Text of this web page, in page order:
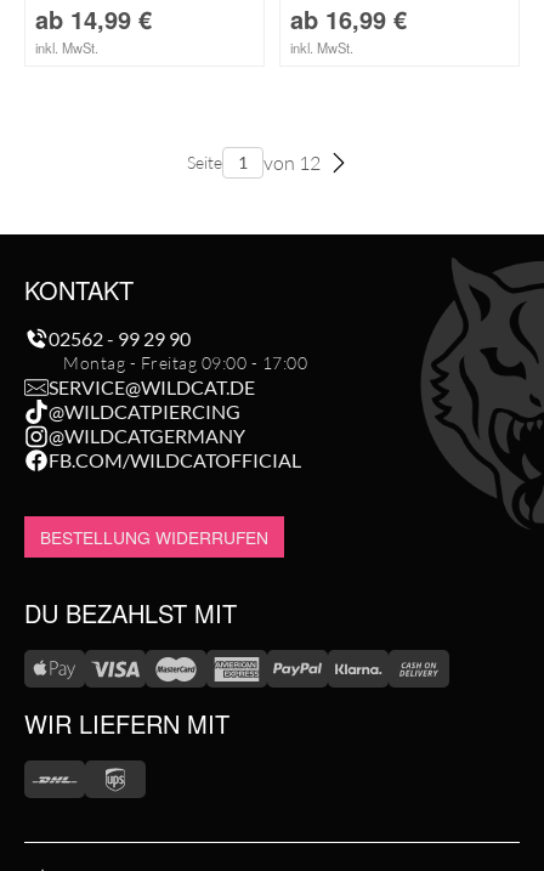
ab 14,99 €
inkl. MwSt.
ab 16,99 €
inkl. MwSt.
Seite von 12
KONTAKT
02562 - 99 29 90
Montag - Freitag 09:00 - 17:00
SERVICE@WILDCAT.DE
@WILDCATPIERCING
@WILDCATGERMANY
FB.COM/WILDCATOFFICIAL
BESTELLUNG WIDERRUFEN
DU BEZAHLST MIT
WIR LIEFERN MIT